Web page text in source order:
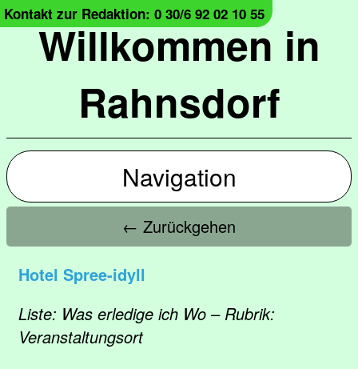
Willkommen in
Rahnsdorf
Kontakt zur Redaktion: 0 30/6 92 02 10 55
Navigation
← Zurückgehen
Hotel Spree-idyll
Liste: Was erledige ich Wo – Rubrik:
Veranstaltungsort